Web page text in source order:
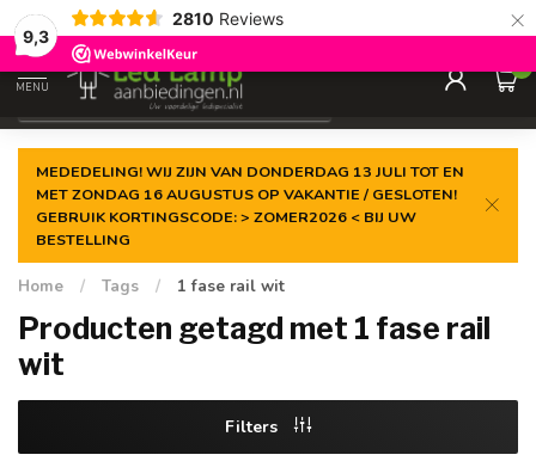
9,3
2810 Reviews ×
Gegarandeerde delaagste prijs
MENU
0
MEDEDELING! WIJ ZIJN VAN DONDERDAG 13 JULI TOT EN
MET ZONDAG 16 AUGUSTUS OP VAKANTIE / GESLOTEN!
GEBRUIK KORTINGSCODE: > ZOMER2026 < BIJ UW
BESTELLING
Home / Tags / 1 fase rail wit
Producten getagd met 1 fase rail
wit
Filters